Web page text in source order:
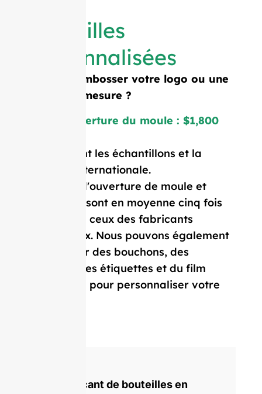
Bouteilles
personnalisées
Besoin d'embosser votre logo ou une
forme sur mesure ?
Coût d'ouverture du moule : $1,800
Prix incluant les échantillons et la
livraison internationale.
Nos coûts d'ouverture de moule et
notre MOQ sont en moyenne cinq fois
inférieurs à ceux des fabricants
occidentaux. Nous pouvons également
vous fournir des bouchons, des
capsules, des étiquettes et du film
rétractable pour personnaliser votre
Fabricant de bouteilles en